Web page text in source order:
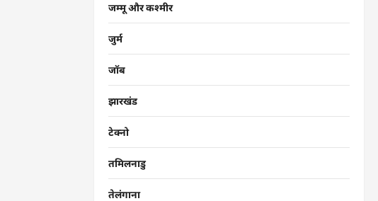
जम्मू और कश्मीर
जुर्म
जॉब
झारखंड
टेक्नो
तमिलनाडु
तेलंगाना